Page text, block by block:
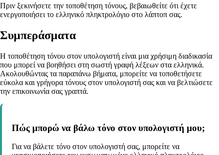
Πριν ξεκινήσετε την τοποθέτηση τόνους, βεβαιωθείτε ότι έχετε
ενεργοποιήσει το ελληνικό πληκτρολόγιο στο λάπτοπ σας.
Συμπεράσματα
Η τοποθέτηση τόνου στον υπολογιστή είναι μια χρήσιμη διαδικασία
που μπορεί να βοηθήσει στη σωστή γραφή λέξεων στα ελληνικά.
Ακολουθώντας τα παραπάνω βήματα, μπορείτε να τοποθετήσετε
εύκολα και γρήγορα τόνους στον υπολογιστή σας και να βελτιώσετε
την επικοινωνία σας γραπτά.
Πώς μπορώ να βάλω τόνο στον υπολογιστή μου;
Για να βάλετε τόνο στον υπολογιστή σας, μπορείτε να